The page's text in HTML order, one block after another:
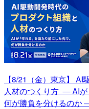
【8/21（金）東京】
人材のつくり方 ― AIが
何が勝負を分けるのか